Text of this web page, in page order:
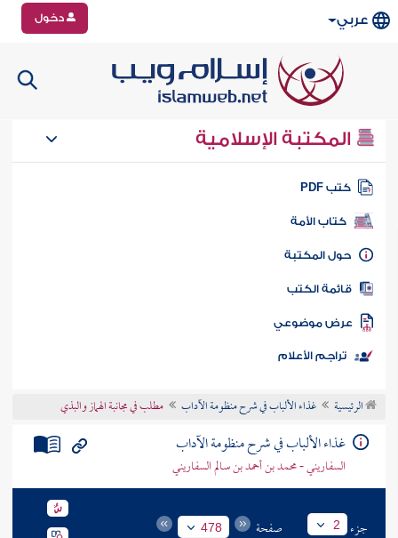
عربي دخول
المكتبة الإسلامية
كتب PDF
كتاب الأمة
المكتبة
الكتب
موضوعي
تراجم الأعلام
الرئيسية غذاء الألباب في شرح منظومة الآداب مطلب في مجانبة الهماز والبذي
غذاء الألباب في شرح منظومة الآداب
السفاريني - محمد بن أحمد بن سالم السفاريني
جزء 2 صفحة 478